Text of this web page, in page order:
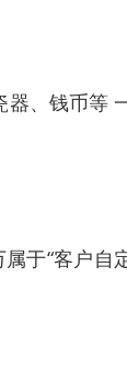
、钱币等
于“客户自